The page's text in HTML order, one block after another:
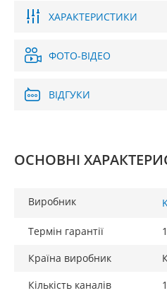
ХАРАКТЕРИСТИКИ
ФОТО-ВІДЕО
ВІДГУКИ
ОСНОВНІ
Виробник
Термін гарантії
Країна виробник
Кількість каналів
1